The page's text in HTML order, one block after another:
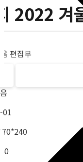
2022 겨
음 편집부
01